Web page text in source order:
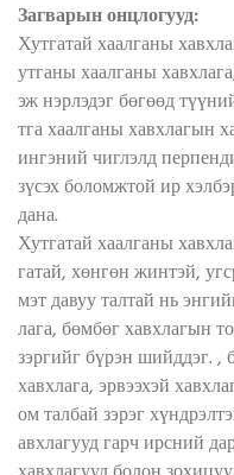
Загварын онцлогууд:
Хутгатай хаалганы
утганы хаалганы
эж нэрлэдэг бөгөөд
тга хаалганы хавхлагын
ингэний чиглэлд
зүсэх боломжтой ир
дана.
Хутгатай хаалганы
гатай, хөнгөн жинтэй,
мэт давуу талтай нь
лага, бөмбөг хавхлагын
зэргийг бүрэн шийддэг. ,
хавхлага, эрвээхэй
ом талбай зэрэг
авхлагууд гарч ирсний